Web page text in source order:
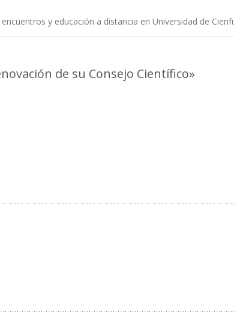
y educación a distancia en Universidad de
de su Consejo Científico»